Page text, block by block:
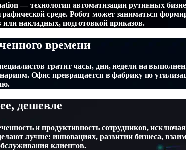
— технология автоматизации рутинных
среде. Робот может заниматься
или накладных, подготовкой приказов.
времени
тратит часы, дни, недели на
Офис превращается в фабрику по
дешевле
и продуктивность сотрудников,
лучше: инновациях, развитии бизнеса,
клиентов.